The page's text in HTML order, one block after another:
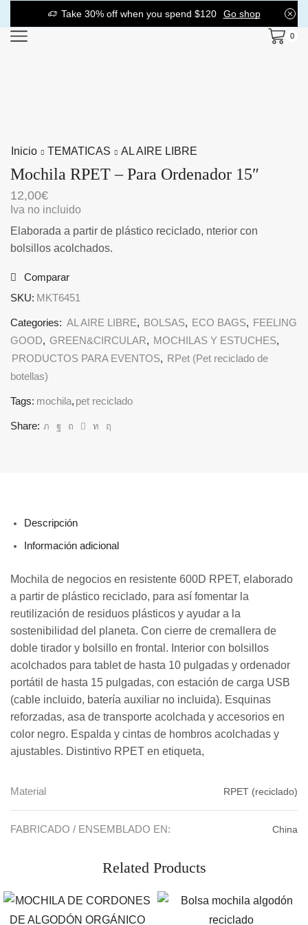
Take 30% off when you spend $120 Go shop
0
Inicio TEMATICAS AL AIRE LIBRE
Mochila RPET – Para Ordenador 15″
12,00€
Iva no incluido
Elaborada a partir de plástico reciclado, nterior con
bolsillos acolchados.
Comparar
SKU: MKT6451
Categories: AL AIRE LIBRE, BOLSAS, ECO BAGS, FEELING
GOOD, GREEN&CIRCULAR, MOCHILAS Y ESTUCHES,
PRODUCTOS PARA EVENTOS, RPet (Pet reciclado de
botellas)
Tags: mochila, pet reciclado
Share:
Descripción
Información adicional
Mochila de negocios en resistente 600D RPET, elaborado
a partir de plástico reciclado, para así fomentar la
reutilización de residuos plásticos y ayudar a la
sostenibilidad del planeta. Con cierre de cremallera de
doble tirador y bolsillo en frontal. Interior con bolsillos
acolchados para tablet de hasta 10 pulgadas y ordenador
portátil de hasta 15 pulgadas, con estación de carga USB
(cable incluido, batería auxiliar no incluida). Esquinas
reforzadas, asa de transporte acolchada y accesorios en
color negro. Espalda y cintas de hombros acolchadas y
ajustables. Distintivo RPET en etiqueta,
Material RPET (reciclado)
FABRICADO / ENSEMBLADO EN: China
Related Products